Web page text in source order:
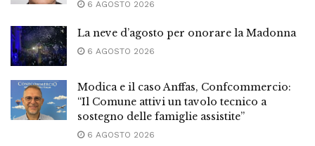
6 AGOSTO 2026
La neve d’agosto per onorare la Madonna
6 AGOSTO 2026
Modica e il caso Anffas, Confcommercio:
“Il Comune attivi un tavolo tecnico a
sostegno delle famiglie assistite”
6 AGOSTO 2026